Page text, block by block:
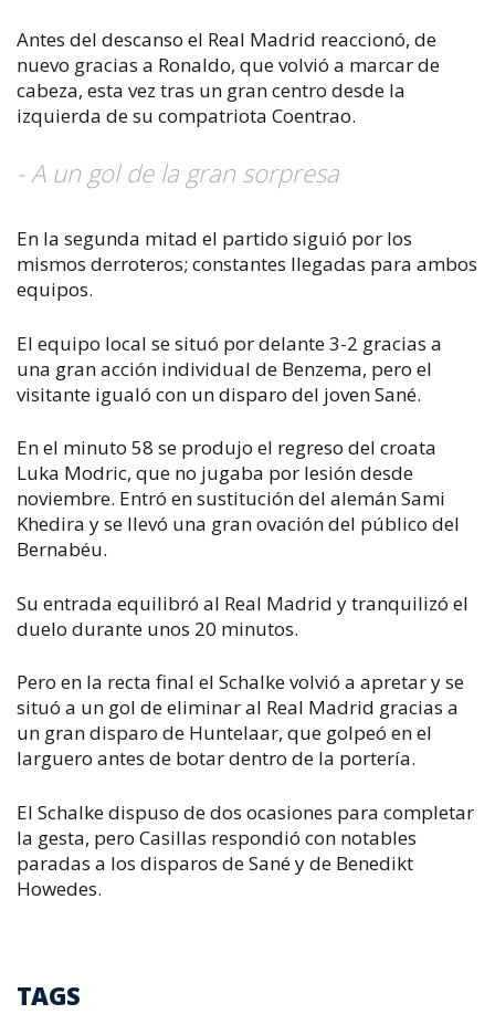
Antes del descanso el Real Madrid reaccionó, de
nuevo gracias a Ronaldo, que volvió a marcar de
cabeza, esta vez tras un gran centro desde la
izquierda de su compatriota Coentrao.
- A un gol de la gran sorpresa
En la segunda mitad el partido siguió por los
mismos derroteros; constantes llegadas para ambos
equipos.
El equipo local se situó por delante 3-2 gracias a
una gran acción individual de Benzema, pero el
visitante igualó con un disparo del joven Sané.
En el minuto 58 se produjo el regreso del croata
Luka Modric, que no jugaba por lesión desde
noviembre. Entró en sustitución del alemán Sami
Khedira y se llevó una gran ovación del público del
Bernabéu.
Su entrada equilibró al Real Madrid y tranquilizó el
duelo durante unos 20 minutos.
Pero en la recta final el Schalke volvió a apretar y se
situó a un gol de eliminar al Real Madrid gracias a
un gran disparo de Huntelaar, que golpeó en el
larguero antes de botar dentro de la portería.
El Schalke dispuso de dos ocasiones para completar
la gesta, pero Casillas respondió con notables
paradas a los disparos de Sané y de Benedikt
Howedes.
TAGS